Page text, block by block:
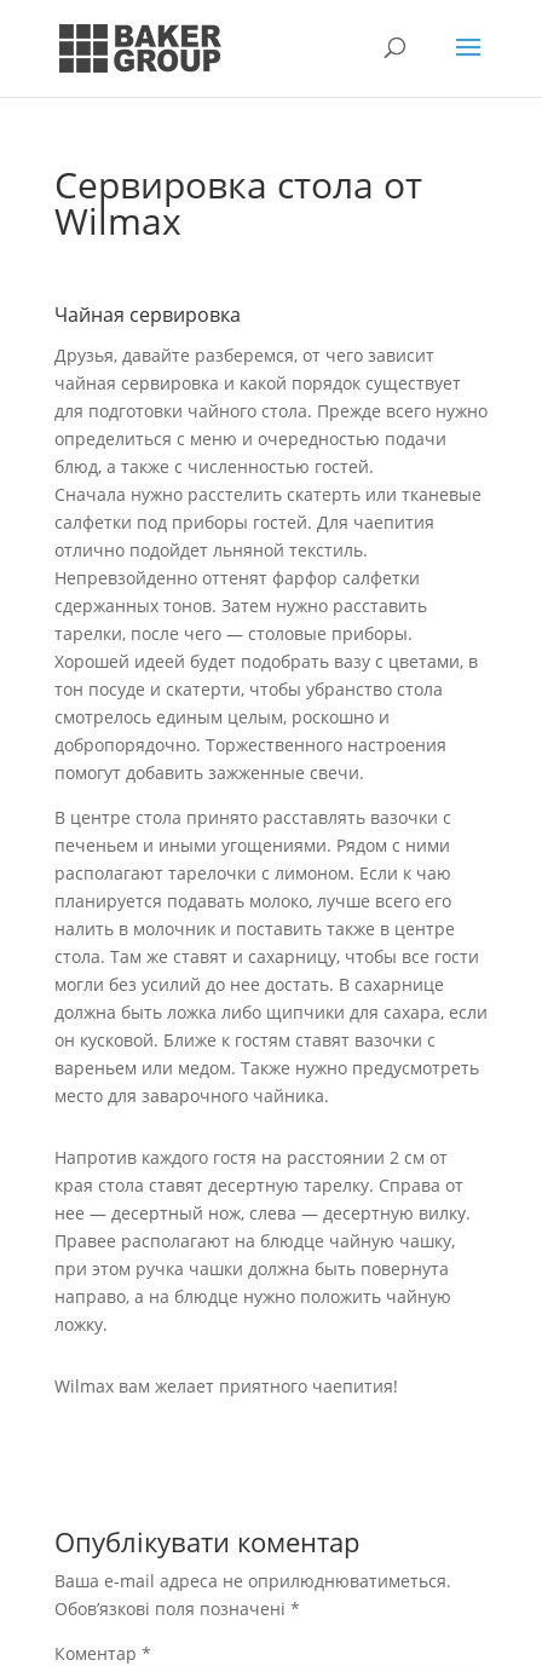
Сервировка стола от
Wilmax
Чайная сервировка
Друзья, давайте разберемся, от чего зависит
чайная сервировка и какой порядок существует
для подготовки чайного стола. Прежде всего нужно
определиться с меню и очередностью подачи
блюд, а также с численностью гостей.
Сначала нужно расстелить скатерть или тканевые
салфетки под приборы гостей. Для чаепития
отлично подойдет льняной текстиль.
Непревзойденно оттенят фарфор салфетки
сдержанных тонов. Затем нужно расставить
тарелки, после чего — столовые приборы.
Хорошей идеей будет подобрать вазу с цветами, в
тон посуде и скатерти, чтобы убранство стола
смотрелось единым целым, роскошно и
добропорядочно. Торжественного настроения
помогут добавить зажженные свечи.
В центре стола принято расставлять вазочки с
печеньем и иными угощениями. Рядом с ними
располагают тарелочки с лимоном. Если к чаю
планируется подавать молоко, лучше всего его
налить в молочник и поставить также в центре
стола. Там же ставят и сахарницу, чтобы все гости
могли без усилий до нее достать. В сахарнице
должна быть ложка либо щипчики для сахара, если
он кусковой. Ближе к гостям ставят вазочки с
вареньем или медом. Также нужно предусмотреть
место для заварочного чайника.
Напротив каждого гостя на расстоянии 2 см от
края стола ставят десертную тарелку. Справа от
нее — десертный нож, слева — десертную вилку.
Правее располагают на блюдце чайную чашку,
при этом ручка чашки должна быть повернута
направо, а на блюдце нужно положить чайную
ложку.
Wilmax вам желает приятного чаепития!
Опублікувати коментар
Ваша e-mail адреса не оприлюднюватиметься.
Обов’язкові поля позначені *
Коментар *